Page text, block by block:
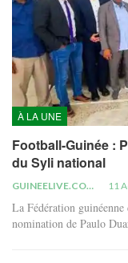
À LA UNE
Football-Guinée :
du Syli national
GUINEELIVE.COM 11
La Fédération
nomination de Paulo